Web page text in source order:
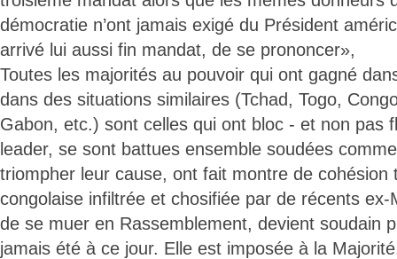
démocratie n’ont jamais exigé du Président
arrivé lui aussi fin mandat, de se prononcer»,
Toutes les majorités au pouvoir qui ont gagné
dans des situations similaires (Tchad, Togo,
Gabon, etc.) sont celles qui ont bloc - et non pas
leader, se sont battues ensemble soudées
triompher leur cause, ont fait montre de cohésion
congolaise infiltrée et chosifiée par de récents
de se muer en Rassemblement, devient soudain
jamais été à ce jour. Elle est imposée à la